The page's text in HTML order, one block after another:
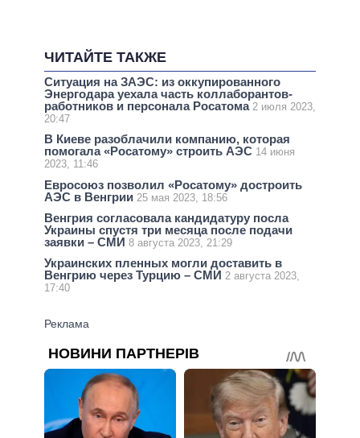
ЧИТАЙТЕ ТАКЖЕ
Ситуация на ЗАЭС: из оккупированного
Энергодара уехала часть коллаборантов-
работников и персонала Росатома 2 июля 2023,
20:47
В Киеве разоблачили компанию, которая
помогала «Росатому» строить АЭС 14 июня
2023, 11:46
Евросоюз позволил «Росатому» достроить
АЭС в Венгрии 25 мая 2023, 18:56
Венгрия согласовала кандидатуру посла
Украины спустя три месяца после подачи
заявки – СМИ 8 августа 2023, 21:29
Украинских пленных могли доставить в
Венгрию через Турцию – СМИ 2 августа 2023,
17:40